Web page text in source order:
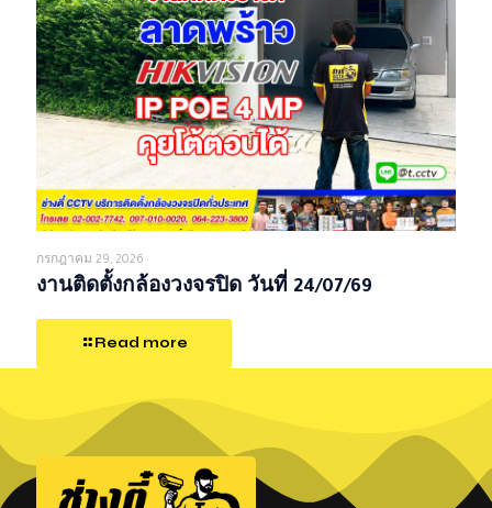
กรกฎาคม 29, 2026
งานติดตั้งกล้องวงจรปิด วันที่ 24/07/69
Read more